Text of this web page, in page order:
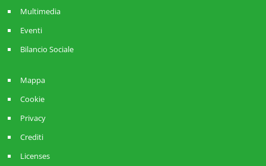
Multimedia
Eventi
Bilancio Sociale
Mappa
Cookie
Privacy
Crediti
Licenses